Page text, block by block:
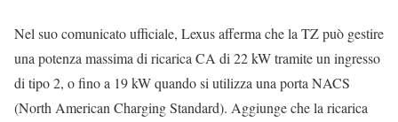
Nel suo comunicato ufficiale, Lexus afferma che la TZ può gestire
una potenza massima di ricarica CA di 22 kW tramite un ingresso
di tipo 2, o fino a 19 kW quando si utilizza una porta NACS
(North American Charging Standard). Aggiunge che la ricarica